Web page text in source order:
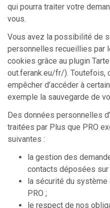
qui pourra traiter votre
vous.
Vous avez la possibilité de
personnelles recueillies par
cookies grâce au plugin
out.ferank.eu/fr/). Toutefois,
empêcher d’accéder à
exemple la sauvegarde de
Des données personnelles
traitées par Plus que PRO
suivantes :
la gestion des
contacts déposées
la sécurité du système
PRO ;
le respect de nos